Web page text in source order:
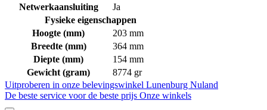
Netwerkaansluiting
Ja
Fysieke eigenschappen
Hoogte (mm)
203 mm
Breedte (mm)
364 mm
Diepte (mm)
154 mm
Gewicht (gram)
8774 gr
Uitproberen in onze belevingswinkel Lunenburg Nuland
De beste service voor de beste prijs Onze winkels